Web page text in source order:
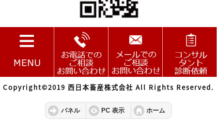
Copyright©2019 西日本畜産株式会社 All Rights Reserved.
パネル PC 表示 ホーム